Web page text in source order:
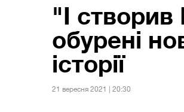
"І
обурені
історії
21 вересня 2021 | 20:30